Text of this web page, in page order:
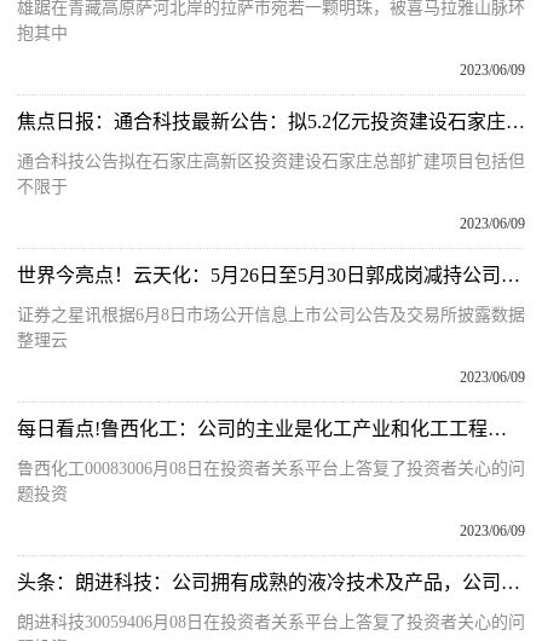
雄踞在青藏高原萨河北岸的拉萨市宛若一颗明珠，被喜马拉雅山脉环
抱其中
2023/06/09
焦点日报：通合科技最新公告：拟5.2亿元投资建设石家庄总部扩建项目
通合科技公告拟在石家庄高新区投资建设石家庄总部扩建项目包括但
不限于
2023/06/09
世界今亮点！云天化：5月26日至5月30日郭成岗减持公司股份合计7万股
证券之星讯根据6月8日市场公开信息上市公司公告及交易所披露数据
整理云
2023/06/09
每日看点!鲁西化工：公司的主业是化工产业和化工工程产业，公司目前已不生产尿素产品
鲁西化工00083006月08日在投资者关系平台上答复了投资者关心的问
题投资
2023/06/09
头条：朗进科技：公司拥有成熟的液冷技术及产品，公司坚持持续创新，不断研发新技术和新产品，更好的满足客户需求
朗进科技30059406月08日在投资者关系平台上答复了投资者关心的问